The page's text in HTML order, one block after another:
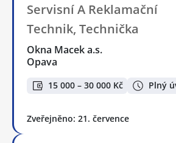
Servisní A Reklamační
Technik, Technička
Okna Macek a.s.
Opava
15 000 – 30 000 Kč Plný
Zveřejněno: 21. července